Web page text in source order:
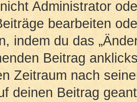
Administrator
bearbeiten
indem du das
Beitrag
Zeitraum nach
deinen Beitrag